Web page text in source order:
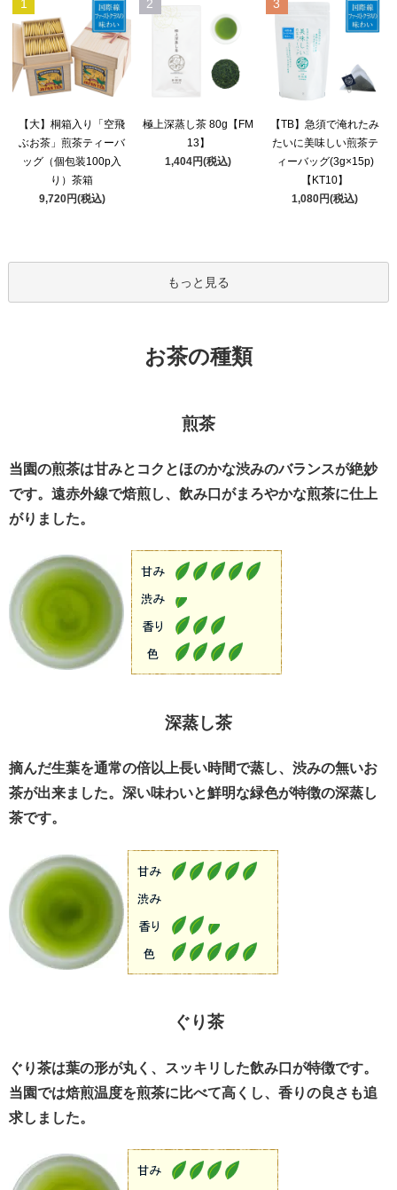
1
【大】桐箱入り「空飛
ぶお茶」煎茶ティーバ
ッグ（個包装100p入
り）茶箱
9,720円(税込)
2
極上深蒸し茶 80g【FM
13】
1,404円(税込)
3
【TB】急須で淹れたみ
たいに美味しい煎茶テ
ィーバッグ(3g×15p)
【KT10】
1,080円(税込)
もっと見る
お茶の種類
煎茶
当園の煎茶は甘みとコクとほのかな渋みのバランスが絶妙
です。遠赤外線で焙煎し、飲み口がまろやかな煎茶に仕上
がりました。
深蒸し茶
摘んだ生葉を通常の倍以上長い時間で蒸し、渋みの無いお
茶が出来ました。深い味わいと鮮明な緑色が特徴の深蒸し
茶です。
ぐり茶
ぐり茶は葉の形が丸く、スッキリした飲み口が特徴です。
当園では焙煎温度を煎茶に比べて高くし、香りの良さも追
求しました。